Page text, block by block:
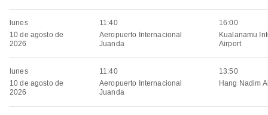
lunes
10 de agosto de
2026
11:40
Aeropuerto Internacional
Juanda
16:00
Kualanamu
Airport
lunes
10 de agosto de
2026
11:40
Aeropuerto Internacional
Juanda
13:50
Hang Nadim